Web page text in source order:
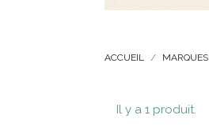
ACCUEIL MARQUES
Il y a 1 produit.